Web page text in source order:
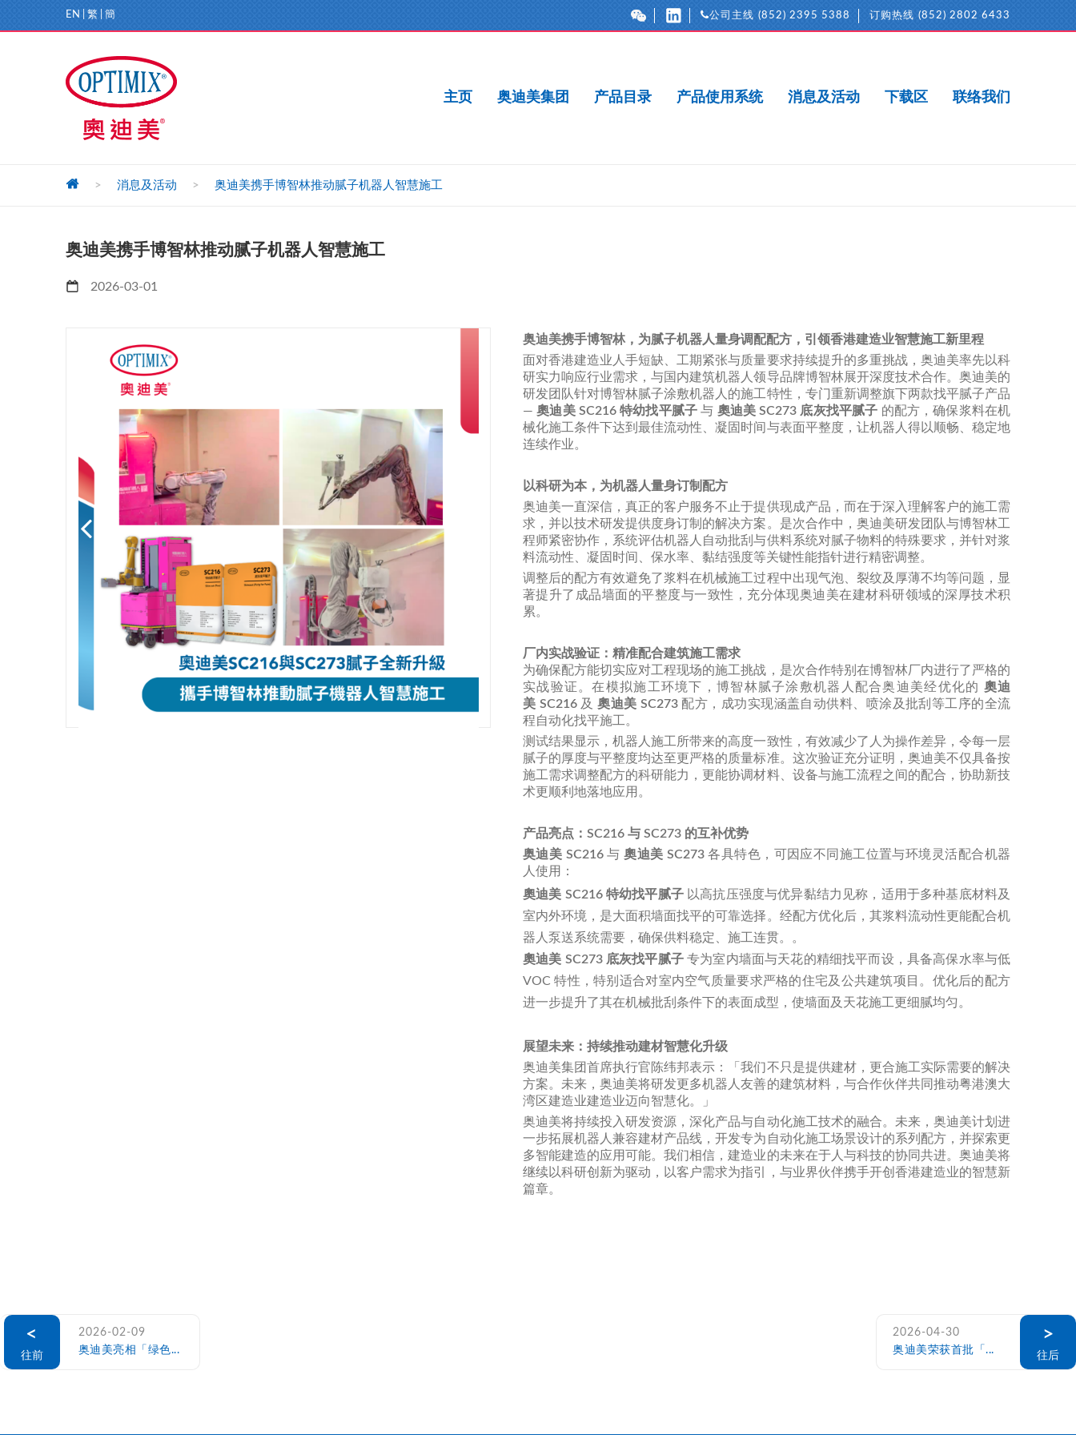
EN 繁 簡 公司主线 (852) 2395 5388 订购热线 (852) 2802 6433
主页 奥迪美集团 产品目录 产品使用系统 消息及活动 下载区 联络我们
> 消息及活动 > 奥迪美携手博智林推动腻子机器人智慧施工
奥迪美携手博智林推动腻子机器人智慧施工
2026-03-01
奥迪美携手博智林，为腻子机器人量身调配配方，引领香港建造业智慧施工新里程
面对香港建造业人手短缺、工期紧张与质量要求持续提升的多重挑战，奥迪美率先以科
研实力响应行业需求，与国内建筑机器人领导品牌博智林展开深度技术合作。奥迪美的
研发团队针对博智林腻子涂敷机器人的施工特性，专门重新调整旗下两款找平腻子产品
—奧迪美 SC216 特幼找平腻子与 奧迪美SC273 底灰找平腻子 的配方，确保浆料在机
械化施工条件下达到最佳流动性、凝固时间与表面平整度，让机器人得以顺畅、稳定地
连续作业。
以科研为本，为机器人量身订制配方
奥迪美一直深信，真正的客户服务不止于提供现成产品，而在于深入理解客户的施工需
求，并以技术研发提供度身订制的解决方案。是次合作中，奥迪美研发团队与博智林工
程师紧密协作，系统评估机器人自动批刮与供料系统对腻子物料的特殊要求，并针对浆
料流动性、凝固时间、保水率、黏结强度等关键性能指针进行精密调整。
调整后的配方有效避免了浆料在机械施工过程中出现气泡、裂纹及厚薄不均等问题，显
著提升了成品墙面的平整度与一致性，充分体现奥迪美在建材科研领域的深厚技术积
累。
厂内实战验证：精准配合建筑施工需求
为确保配方能切实应对工程现场的施工挑战，是次合作特别在博智林厂内进行了严格的
实战验证。在模拟施工环境下，博智林腻子涂敷机器人配合奥迪美经优化的 奧迪
美 SC216 及奧迪美 SC273 配方，成功实现涵盖自动供料、喷涂及批刮等工序的全流
程自动化找平施工。
测试结果显示，机器人施工所带来的高度一致性，有效减少了人为操作差异，令每一层
腻子的厚度与平整度均达至更严格的质量标准。这次验证充分证明，奥迪美不仅具备按
施工需求调整配方的科研能力，更能协调材料、设备与施工流程之间的配合，协助新技
术更顺利地落地应用。
产品亮点： SC216 与 SC273 的互补优势
奥迪美 SC216与奧迪美 SC273各具特色，可因应不同施工位置与环境灵活配合机器
人使用：
奧迪美 SC216 特幼找平腻子以高抗压强度与优异黏结力见称，适用于多种基底材料及
室内外环境，是大面积墙面找平的可靠选择。经配方优化后，其浆料流动性更能配合机
器人泵送系统需要，确保供料稳定、施工连贯。。
奧迪美 SC273 底灰找平腻子专为室内墙面与天花的精细找平而设，具备高保水率与低
VOC 特性，特别适合对室内空气质量要求严格的住宅及公共建筑项目。优化后的配方
进一步提升了其在机械批刮条件下的表面成型，使墙面及天花施工更细腻均匀。
展望未来：持续推动建材智慧化升级
奥迪美集团首席执行官陈纬邦表示：「我们不只是提供建材，更合施工实际需要的解决
方案。未来，奥迪美将研发更多机器人友善的建筑材料，与合作伙伴共同推动粤港澳大
湾区建造业建造业迈向智慧化。」
奥迪美将持续投入研发资源，深化产品与自动化施工技术的融合。未来，奥迪美计划进
一步拓展机器人兼容建材产品线，开发专为自动化施工场景设计的系列配方，并探索更
多智能建造的应用可能。我们相信，建造业的未来在于人与科技的协同共进。奥迪美将
继续以科研创新为驱动，以客户需求为指引，与业界伙伴携手开创香港建造业的智慧新
篇章。
<
往前
2026-02-09
奥迪美亮相「绿色...
2026-04-30
奥迪美荣获首批「...
>
往后